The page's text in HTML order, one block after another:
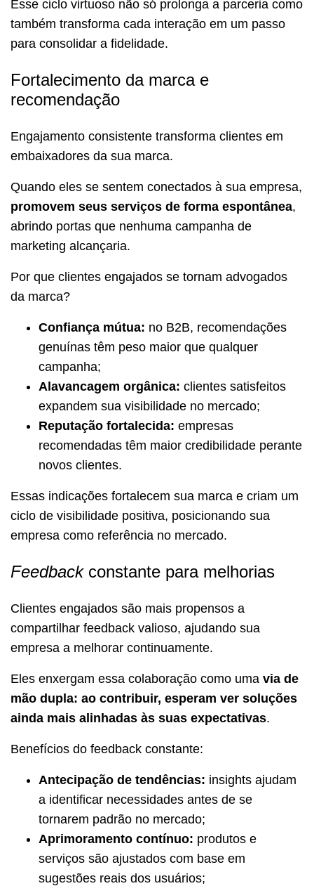
Esse ciclo virtuoso não só prolonga a parceria como
também transforma cada interação em um passo
para consolidar a fidelidade.
Fortalecimento da marca e
recomendação
Engajamento consistente transforma clientes em
embaixadores da sua marca.
Quando eles se sentem conectados à sua empresa,
promovem seus serviços de forma espontânea,
abrindo portas que nenhuma campanha de
marketing alcançaria.
Por que clientes engajados se tornam advogados
da marca?
Confiança mútua: no B2B, recomendações
genuínas têm peso maior que qualquer
campanha;
Alavancagem orgânica: clientes satisfeitos
expandem sua visibilidade no mercado;
Reputação fortalecida: empresas
recomendadas têm maior credibilidade perante
novos clientes.
Essas indicações fortalecem sua marca e criam um
ciclo de visibilidade positiva, posicionando sua
empresa como referência no mercado.
Feedbackconstante para melhorias
Clientes engajados são mais propensos a
compartilhar feedback valioso, ajudando sua
empresa a melhorar continuamente.
Eles enxergam essa colaboração como uma via de
mão dupla: ao contribuir, esperam ver soluções
ainda mais alinhadas às suas expectativas.
Benefícios do feedback constante:
Antecipação de tendências: insights ajudam
a identificar necessidades antes de se
tornarem padrão no mercado;
Aprimoramento contínuo: produtos e
serviços são ajustados com base em
sugestões reais dos usuários;